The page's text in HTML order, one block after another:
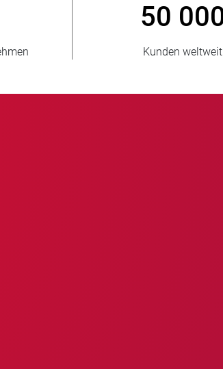
150
belieferte Länder